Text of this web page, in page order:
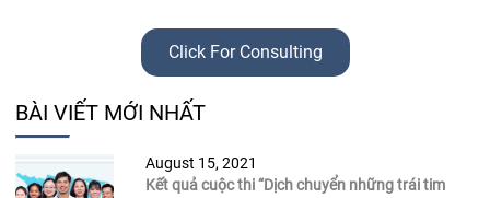
Click For Consulting
BÀI VIẾT MỚI NHẤT
August 15, 2021
Kết quả cuộc thi “Dịch chuyển những trái tim